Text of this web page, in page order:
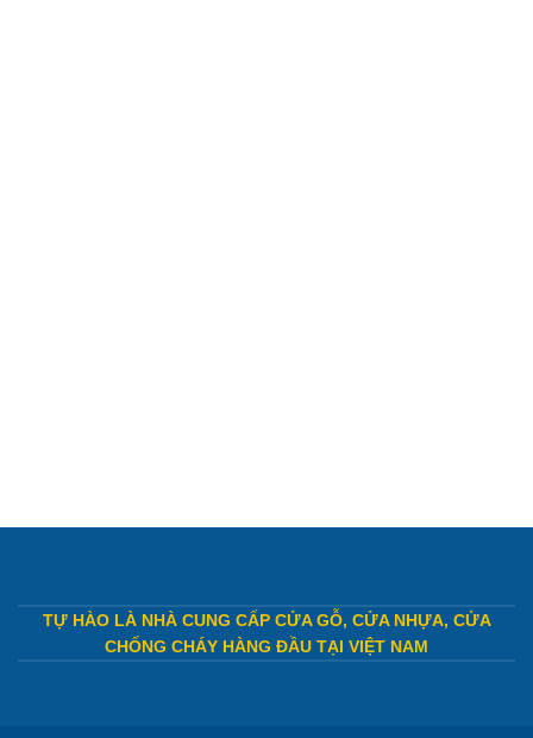
TỰ HÀO LÀ NHÀ CUNG CẤP CỬA GỖ, CỬA NHỰA, CỬA
CHỐNG CHÁY HÀNG ĐẦU TẠI VIỆT NAM